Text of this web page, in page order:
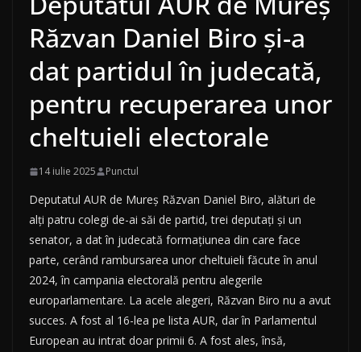
Răzvan Daniel Biro și-a
dat partidul în judecată,
pentru recuperarea unor
cheltuieli electorale
14 iulie 2025 Punctul
Deputatul AUR de Mureș Răzvan Daniel Biro, alături de
alți patru colegi de-ai săi de partid, trei deputați și un
senator, a dat în judecată formațiunea din care face
parte, cerând rambursarea unor cheltuieli făcute în anul
2024, în campania electorală pentru alegerile
europarlamentare. La acele alegeri, Răzvan Biro nu a avut
succes. A fost al 16-lea pe lista AUR, dar în Parlamentul
European au intrat doar primii 6. A fost ales, însă,